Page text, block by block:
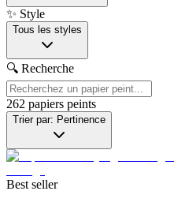
✨ Style
Tous les styles
🔍 Recherche
262 papiers peints
Trier par: Pertinence
Best seller